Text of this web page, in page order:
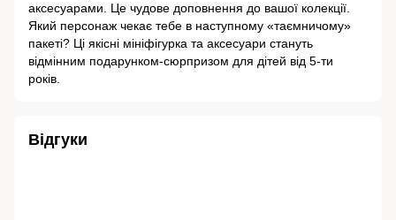
аксесуарами. Це чудове доповнення до вашої колекції.
Який персонаж чекає тебе в наступному «таємничому»
пакеті? Ці якісні мініфігурка та аксесуари стануть
відмінним подарунком-сюрпризом для дітей від 5-ти
років.
Відгуки